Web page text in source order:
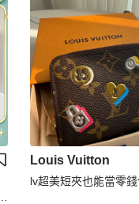
Louis Vuitton
lv超美短夾也能當零錢